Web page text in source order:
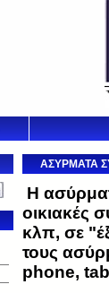
ΑΣΥΡΜΑΤΑ
Η
οικιακές
κλπ, σε
τους
phone,